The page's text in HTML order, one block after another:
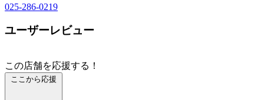
025-286-0219
ユーザーレビュー
この店舗を応援する！
ここから応援